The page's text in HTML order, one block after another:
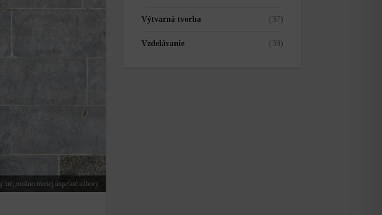
možno menej úspešné súbory.
Výtvarná tvorba (37)
Vzdelávanie (39)